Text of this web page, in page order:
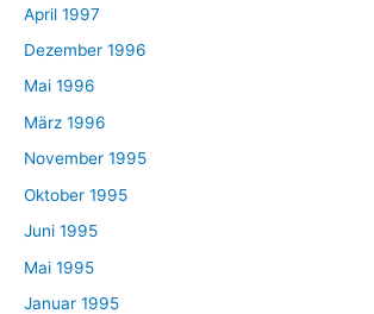
April 1997
Dezember 1996
Mai 1996
März 1996
November 1995
Oktober 1995
Juni 1995
Mai 1995
Januar 1995